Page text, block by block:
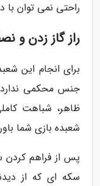
راحتی نمی توان با
راز گاز زدن و
برای انجام این
جنس محکمی ندارد
ظاهر، شباهت
شعبده بازی شما
پس از فراهم کردن
سکه ای که از